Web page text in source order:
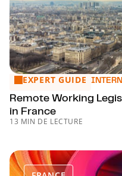
Remote Working
EXPERT GUIDE
Remote Working
in France
13 MIN DE LECTURE